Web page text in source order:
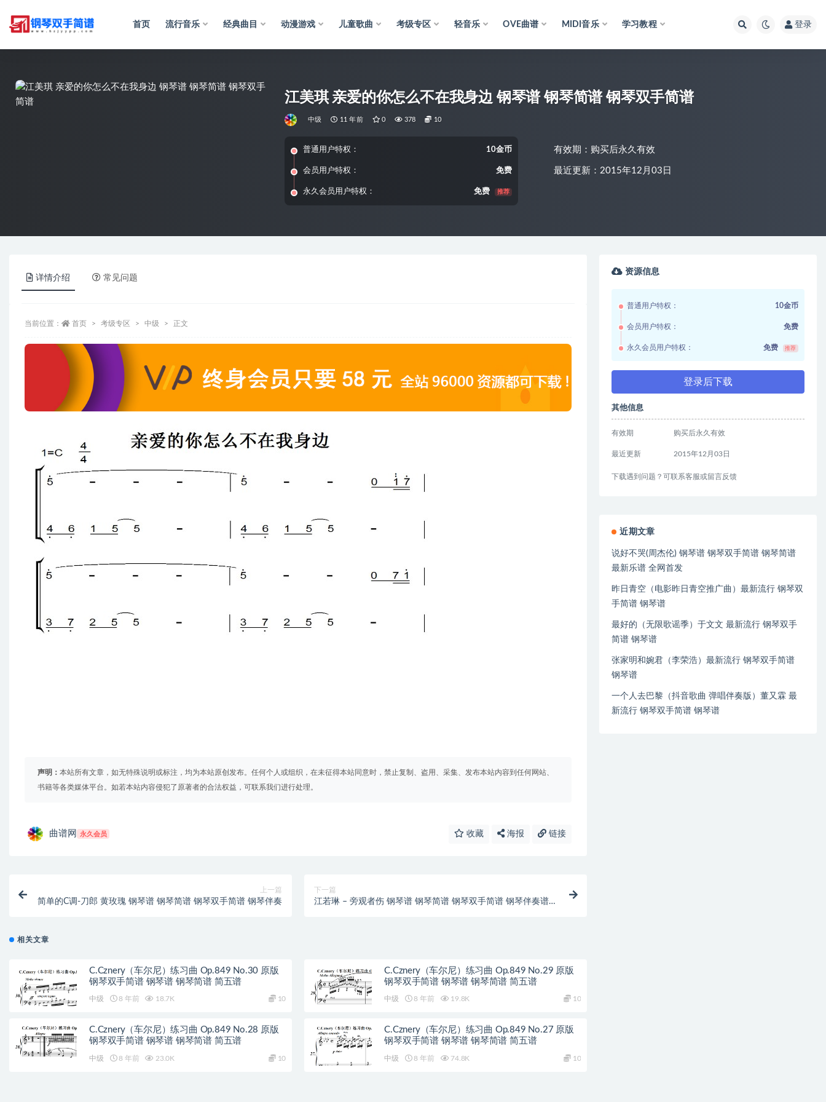
首页 流行音乐 经典曲目 动漫游戏 儿童歌曲 考级专区 轻音乐 OVE曲谱 MIDI音乐 学习教程 登录
江美琪 亲爱的你怎么不在我身边 钢琴谱 钢琴简谱 钢琴双手简谱
中级 11 年前 0 378 10
普通用户特权： 10金币
会员用户特权： 免费
永久会员用户特权： 免费 推荐
有效期：购买后永久有效
最近更新：2015年12月03日
详情介绍 常见问题
当前位置： 首页 考级专区 中级 正文
声明： 本站所有文章，如无特殊说明或标注，均为本站原创发布。任何个人或组织，在未征得本站同意时，禁止复制、盗用、采集、发布本站内容到任何网站、
书籍等各类媒体平台。如若本站内容侵犯了原著者的合法权益，可联系我们进行处理。
曲谱网 永久会员 收藏 海报 链接
上一篇
简单的C调-刀郎 黄玫瑰 钢琴谱 钢琴简谱 钢琴双手简谱 钢琴伴奏
下一篇
江若琳 – 旁观者伤 钢琴谱 钢琴简谱 钢琴双手简谱 钢琴伴奏谱
相关文章
C.Cznery（车尔尼）练习曲 Op.849 No.30 原版
钢琴双手简谱 钢琴谱 钢琴简谱 简五谱
中级 8 年前 18.7K 10
C.Cznery（车尔尼）练习曲 Op.849 No.29 原版
钢琴双手简谱 钢琴谱 钢琴简谱 简五谱
中级 8 年前 19.8K 10
C.Cznery（车尔尼）练习曲 Op.849 No.28 原版
钢琴双手简谱 钢琴谱 钢琴简谱 简五谱
中级 8 年前 23.0K 10
C.Cznery（车尔尼）练习曲 Op.849 No.27 原版
钢琴双手简谱 钢琴谱 钢琴简谱 简五谱
中级 8 年前 74.8K 10
资源信息
普通用户特权： 10金币
会员用户特权： 免费
永久会员用户特权： 免费 推荐
登录后下载
其他信息
有效期 购买后永久有效
最近更新 2015年12月03日
下载遇到问题？可联系客服或留言反馈
近期文章
说好不哭(周杰伦) 钢琴谱 钢琴双手简谱 钢琴简谱
最新乐谱 全网首发
昨日青空（电影昨日青空推广曲）最新流行 钢琴双
手简谱 钢琴谱
最好的（无限歌谣季）于文文 最新流行 钢琴双手
简谱 钢琴谱
张家明和婉君（李荣浩）最新流行 钢琴双手简谱
钢琴谱
一个人去巴黎（抖音歌曲 弹唱伴奏版）董又霖 最
新流行 钢琴双手简谱 钢琴谱